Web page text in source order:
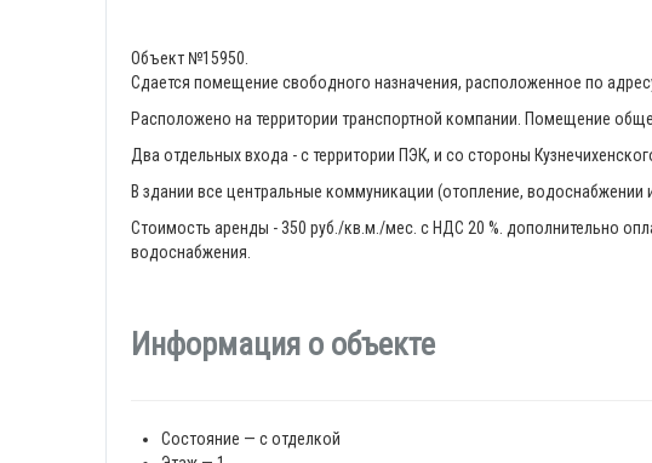
Объект №15950.
Сдается помещение свободного назначения, расположенное по
Расположено на территории транспортной компании. Помещение
Два отдельных входа - с территории ПЭК, и со стороны
В здании все центральные коммуникации (отопление, водоснабжении
Стоимость аренды - 350 руб./кв.м./мес. с НДС 20 %. дополнительно
водоснабжения.
Информация о объекте
Состояние — с отделкой